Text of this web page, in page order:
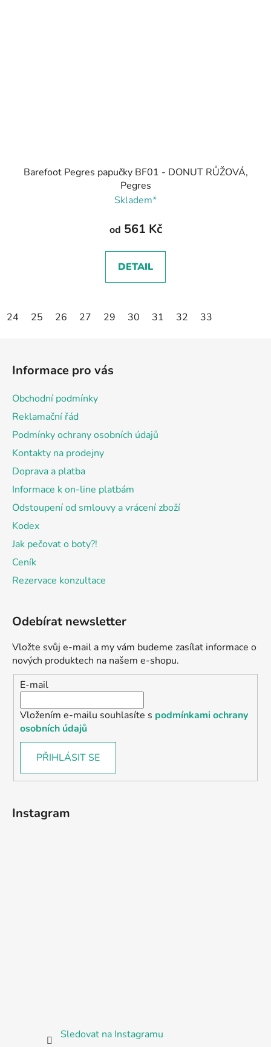
Barefoot Pegres papučky BF01 - DONUT RŮŽOVÁ,
Pegres
Skladem*
od 561 Kč
DETAIL
24 25 26 27 29 30 31 32 33
Informace pro vás
Obchodní podmínky
Reklamační řád
Podmínky ochrany osobních údajů
Kontakty na prodejny
Doprava a platba
Informace k on-line platbám
Odstoupení od smlouvy a vrácení zboží
Kodex
Jak pečovat o boty?!
Ceník
Rezervace konzultace
Odebírat newsletter
Vložte svůj e-mail a my vám budeme zasílat informace o
nových produktech na našem e-shopu.
E-mail
Vložením e-mailu souhlasíte s podmínkami ochrany
osobních údajů
PŘIHLÁSIT SE
Instagram
Sledovat na Instagramu